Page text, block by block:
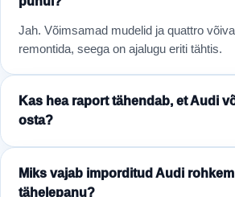
Jah. Võimsamad mudelid ja quattro
remontida, seega on ajalugu eriti tähtis.
Kas hea raport tähendab, et Audi
osta?
Miks vajab imporditud Audi rohkem
tähelepanu?